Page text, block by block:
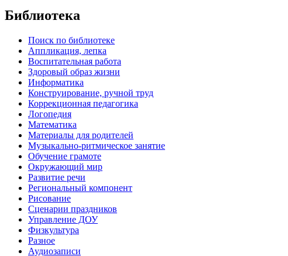
Библиотека
Поиск по библиотеке
Аппликация, лепка
Воспитательная работа
Здоровый образ жизни
Информатика
Конструирование, ручной труд
Коррекционная педагогика
Логопедия
Математика
Материалы для родителей
Музыкально-ритмическое занятие
Обучение грамоте
Окружающий мир
Развитие речи
Региональный компонент
Рисование
Сценарии праздников
Управление ДОУ
Физкультура
Разное
Аудиозаписи